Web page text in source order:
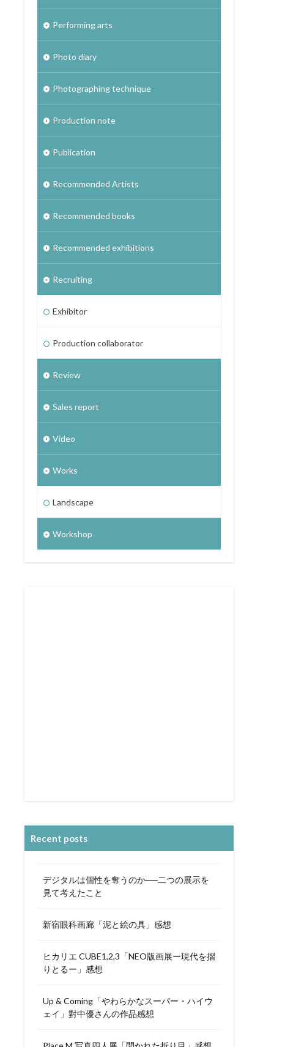
Performing arts
Photo diary
Photographing technique
Production note
Publication
Recommended Artists
Recommended books
Recommended exhibitions
Recruiting
Exhibitor
Production collaborator
Review
Sales report
Video
Works
Landscape
Workshop
Recent posts
デジタルは個性を奪うのか──二つの展示を
見て考えたこと
新宿眼科画廊「泥と絵の具」感想
ヒカリエ CUBE1,2,3「NEO版画展ー現代を摺
りとるー」感想
Up & Coming「やわらかなスーパー・ハイウ
ェイ」對中優さんの作品感想